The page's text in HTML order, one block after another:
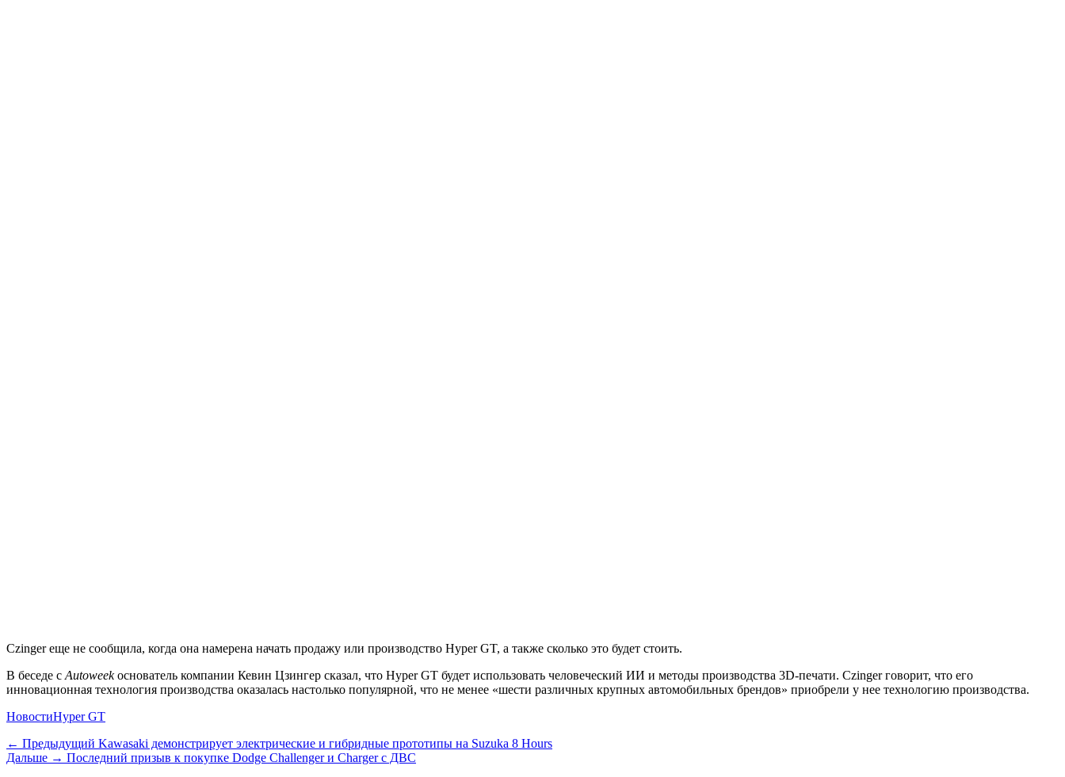
Czingerеще не сообщила, когда она намерена начать продажу или производство Hyper GT, а также сколько это будет стоить.
В беседе с Autoweekоснователь компании Кевин Цзингер сказал, что Hyper GT будет использовать человеческий ИИ и методы производства 3D-печати. Czinger говорит, что его
инновационная технология производства оказалась настолько популярной, что не менее «шести различных крупных автомобильных брендов» приобрели у нее технологию производства.
Категории
НовостиТеги
Hyper GT
Навигация
по
← Предыдущий Предыдущий
Kawasaki демонстрирует электрические и гибридные прототипы на Suzuka 8 Hours
Дальше → Дальше:
Последний призыв к покупке Dodge Challenger и Charger c ДВС